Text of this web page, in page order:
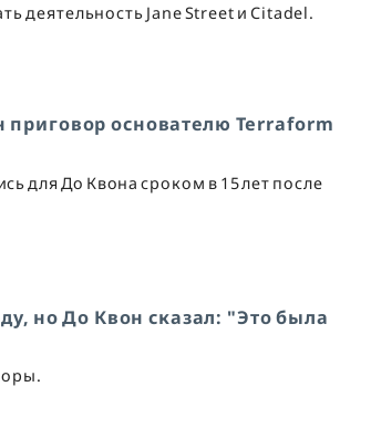
деятельность Jane Street и Citadel.
основателю Terraform
для До Квона сроком в 15 лет после
но До Квон сказал: "Это была